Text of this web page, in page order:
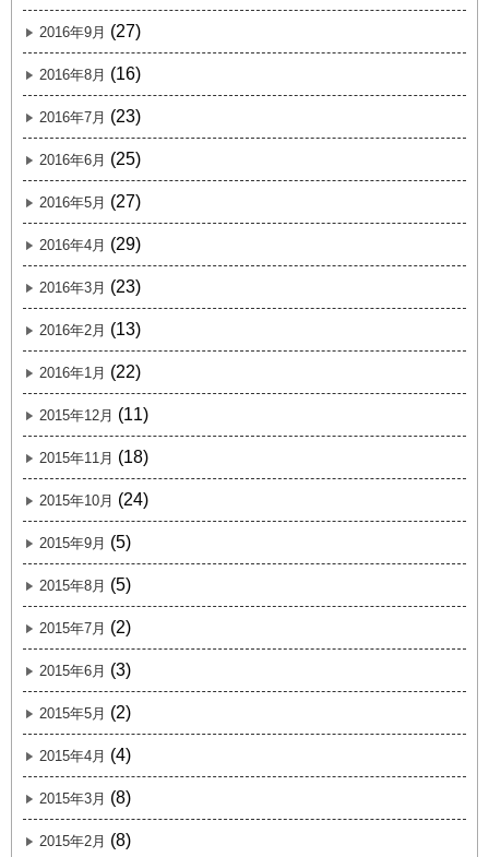
2016年9月 (27)
2016年8月 (16)
2016年7月 (23)
2016年6月 (25)
2016年5月 (27)
2016年4月 (29)
2016年3月 (23)
2016年2月 (13)
2016年1月 (22)
2015年12月 (11)
2015年11月 (18)
2015年10月 (24)
2015年9月 (5)
2015年8月 (5)
2015年7月 (2)
2015年6月 (3)
2015年5月 (2)
2015年4月 (4)
2015年3月 (8)
2015年2月 (8)